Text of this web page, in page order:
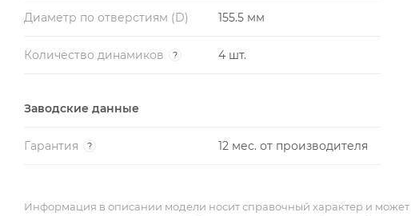
Диаметр по отверстиям (D) 155.5 мм
Количество динамиков ? 4 шт.
Заводские данные
Гарантия ? 12 мес. от производителя
Информация в описании модели носит справочный характер и может